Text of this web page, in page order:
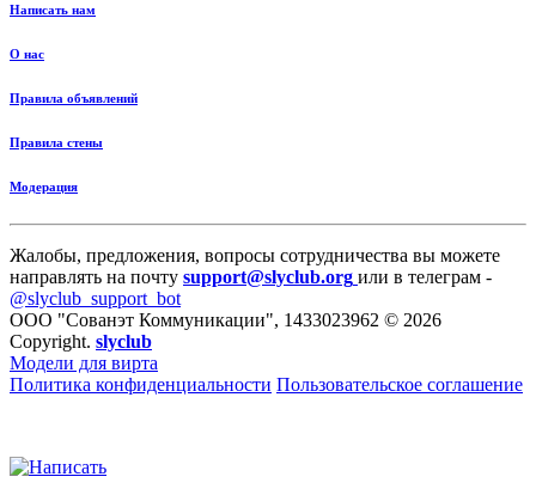
Написать нам
О нас
Правила объявлений
Правила стены
Модерация
Жалобы, предложения, вопросы сотрудничества вы можете
направлять на почту support@slyclub.org или в телеграм -
@slyclub_support_bot
ООО "Сованэт Коммуникации", 1433023962 © 2026
Copyright. slyclub
Модели для вирта
Политика конфиденциальности Пользовательское соглашение